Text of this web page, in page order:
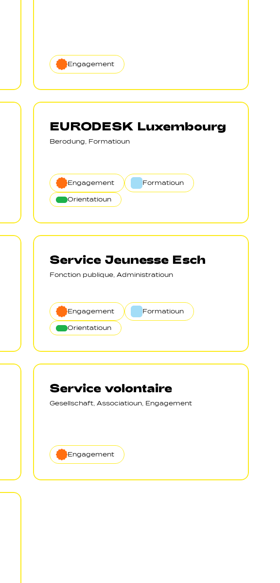
Engagement
EURODESK Luxembourg
Berodung, Formatioun
Engagement Formatioun
Orientatioun
Service Jeunesse Esch
Fonction publique, Administratioun
Engagement Formatioun
Orientatioun
Service volontaire
Gesellschaft, Associatioun, Engagement
Engagement